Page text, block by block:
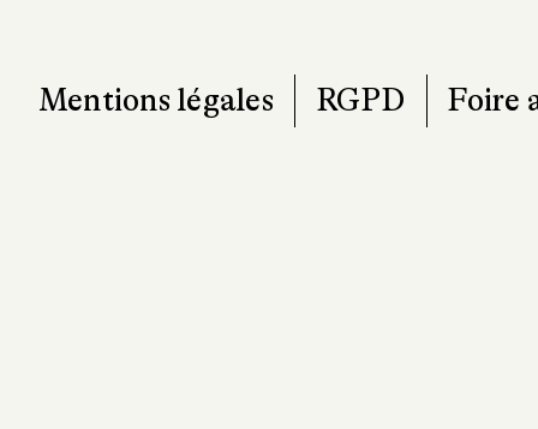
Mentions légales RGPD Foire